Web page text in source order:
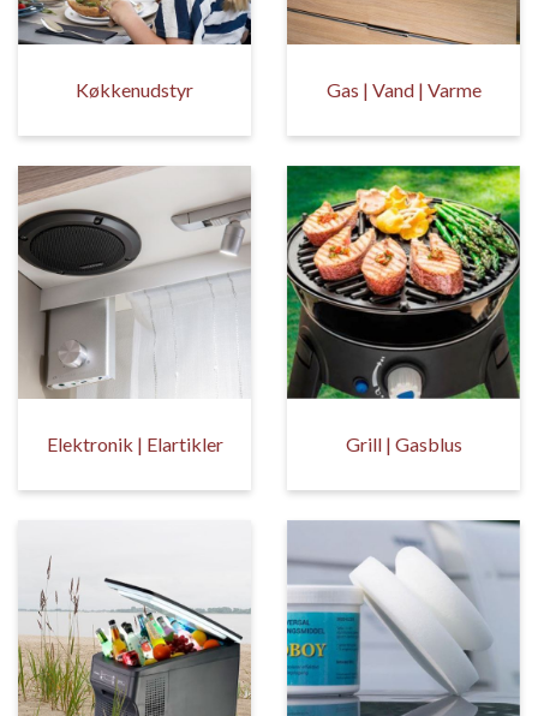
Køkkenudstyr Gas | Vand | Varme
Elektronik | Elartikler Grill | Gasblus